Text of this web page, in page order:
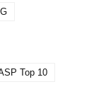
Top 10